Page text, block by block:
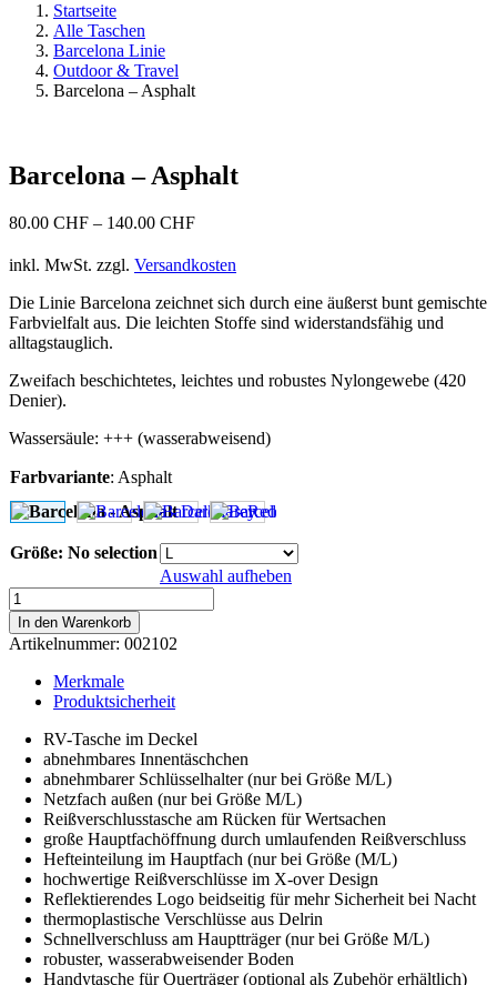
Startseite
Alle Taschen
Barcelona Linie
Outdoor & Travel
Barcelona – Asphalt
Barcelona – Asphalt
80.00 CHF – 140.00 CHF
inkl. MwSt. zzgl. Versandkosten
Die Linie Barcelona zeichnet sich durch eine äußerst bunt gemischte
Farbvielfalt aus. Die leichten Stoffe sind widerstandsfähig und
alltagstauglich.
Zweifach beschichtetes, leichtes und robustes Nylongewebe (420
Denier).
Wassersäule: +++ (wasserabweisend)
Farbvariante: Asphalt
Größe: No selection
Auswahl aufheben
Barcelona
-
Asphalt
Menge
In den Warenkorb
Artikelnummer: 002102
Merkmale
Produktsicherheit
RV-Tasche im Deckel
abnehmbares Innentäschchen
abnehmbarer Schlüsselhalter (nur bei Größe M/L)
Netzfach außen (nur bei Größe M/L)
Reißverschlusstasche am Rücken für Wertsachen
große Hauptfachöffnung durch umlaufenden Reißverschluss
Hefteinteilung im Hauptfach (nur bei Größe (M/L)
hochwertige Reißverschlüsse im X-over Design
Reflektierendes Logo beidseitig für mehr Sicherheit bei Nacht
thermoplastische Verschlüsse aus Delrin
Schnellverschluss am Hauptträger (nur bei Größe M/L)
robuster, wasserabweisender Boden
Handytasche für Querträger (optional als Zubehör erhältlich)